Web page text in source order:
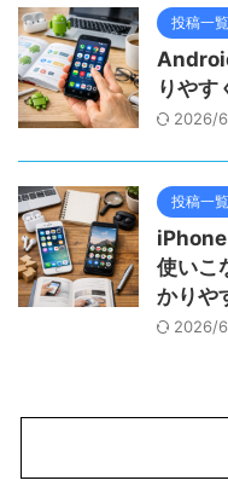
投稿一覧
りやす
2026/
投稿一覧
使いこ
かりや
2026/